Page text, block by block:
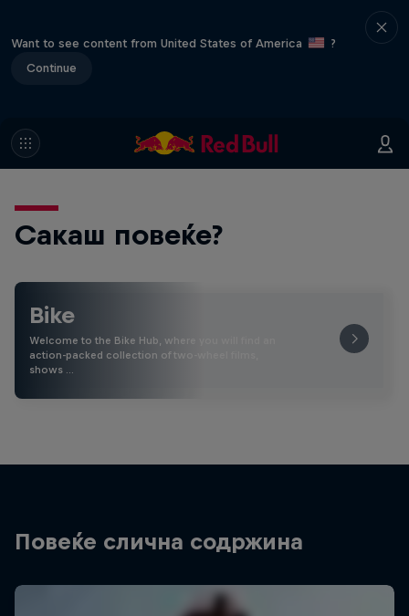
Want to see content from United States of America
?
Continue
Сакаш повеќе?
Bike
Welcome to the Bike Hub, where you will find an
action-packed collection of two-wheel films,
shows …
Повеќе слична содржина